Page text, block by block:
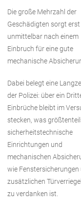
Die große Mehrzahl der
Geschädigten sorgt erst
unmittelbar nach einem
Einbruch für eine gute
mechanische
Dabei belegt eine
der Polizei: über ein
Einbrüche bleibt im
stecken, was
sicherheitstechnische
Einrichtungen und
mechanischen
wie Fenstersicherungen
zusätzlichen
zu verdanken ist.